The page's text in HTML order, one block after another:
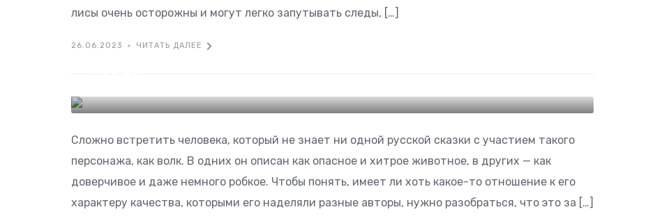
лисы очень осторожны и могут легко запутывать следы, […]
26.06.2023 ЧИТАТЬ ДАЛЕЕ
Сложно встретить человека, который не знает ни одной русской сказки с участием такого
персонажа, как волк. В одних он описан как опасное и хитрое животное, в других — как
доверчивое и даже немного робкое. Чтобы понять, имеет ли хоть какое-то отношение к его
характеру качества, которыми его наделяли разные авторы, нужно разобраться, что это за […]